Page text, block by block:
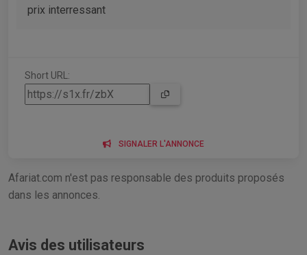
prix interressant
Short URL:
SIGNALER L'ANNONCE
Afariat.com n'est pas responsable des produits proposés
dans les annonces.
Avis des utilisateurs